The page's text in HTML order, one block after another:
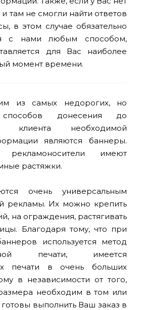
там не смогли найти ответов
в этом случае обязательно
с нами любым способом,
для Вас наиболее
момент времени.
из самых недорогих, но
способов донесения до
клиента необходимой
являются баннеры.
имеют
растяжки.
очень универсальным
рекламы. Их можно крепить
на ограждения, растягивать
Благодаря тому, что при
используется метод
печати, имеется
печати в очень больших
в независимости от того,
необходим в том или
выполнить Ваш заказ в